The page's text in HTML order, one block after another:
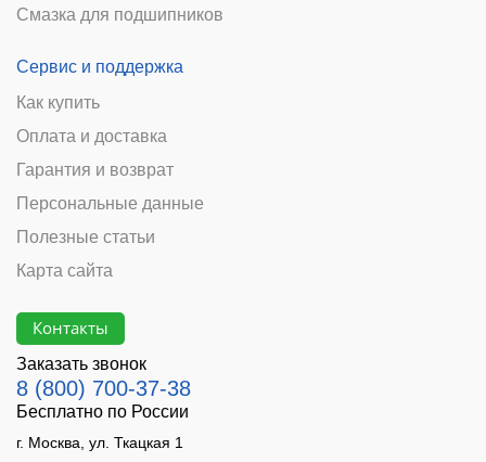
Смазка для подшипников
Сервис и поддержка
Как купить
Оплата и доставка
Гарантия и возврат
Персональные данные
Полезные статьи
Карта сайта
Контакты
Заказать звонок
8 (800) 700-37-38
Бесплатно по России
г. Москва, ул. Ткацкая 1